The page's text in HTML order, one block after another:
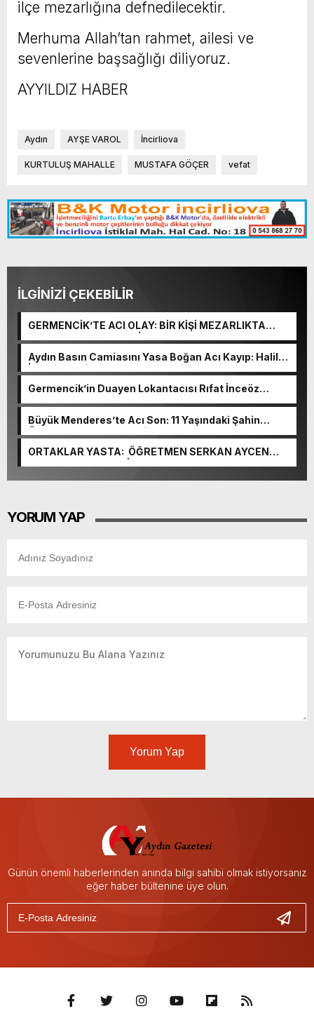
ilçe mezarlığına defnedilecektir.
Merhuma Allah’tan rahmet, ailesi ve
sevenlerine başsağlığı diliyoruz.
AYYILDIZ HABER
Aydın AYŞE VAROL İncirliova
KURTULUŞ MAHALLE MUSTAFA GÖÇER vefat
İLGİNİZİ ÇEKEBİLİR
GERMENCİK’TE ACI OLAY: BİR KİŞİ MEZARLIKTA
YAŞAMINA SON VERDİ
Aydın Basın Camiasını Yasa Boğan Acı Kayıp: Halil
İbrahim Ergin Hayatını Kaybetti
Germencik’in Duayen Lokantacısı Rıfat İnceöz
Hayatını Kaybetti
Büyük Menderes’te Acı Son: 11 Yaşındaki Şahin
Özdağ’ın Cansız Bedenine Ulaşıldı
ORTAKLAR YASTA: ÖĞRETMEN SERKAN AYCEN
HAYATINI KAYBETTİ
YORUM YAP
Yorum Yap
Günün önemli haberlerinden anında bilgi sahibi olmak istiyorsanız
eğer haber bültenine üye olun.